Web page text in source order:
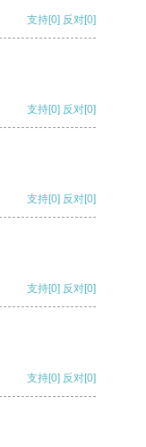
支持[0] 反对[0]
支持[0] 反对[0]
支持[0] 反对[0]
支持[0] 反对[0]
支持[0] 反对[0]